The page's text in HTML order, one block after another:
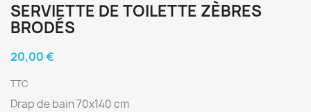
SERVIETTE DE TOILETTE ZÈBRES
BRODÉS
20,00 €
TTC
Drap de bain 70x140 cm